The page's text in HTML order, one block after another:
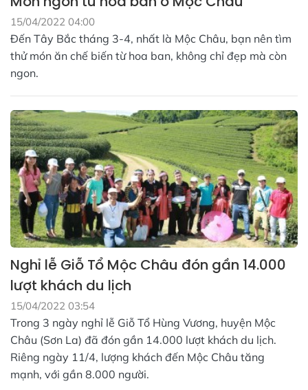
15/04/2022 04:00
Đến Tây Bắc tháng 3-4, nhất là Mộc Châu, bạn nên tìm
thử món ăn chế biến từ hoa ban, không chỉ đẹp mà còn
ngon.
Nghỉ lễ Giỗ Tổ Mộc Châu đón gần 14.000
lượt khách du lịch
15/04/2022 03:54
Trong 3 ngày nghỉ lễ Giỗ Tổ Hùng Vương, huyện Mộc
Châu (Sơn La) đã đón gần 14.000 lượt khách du lịch.
Riêng ngày 11/4, lượng khách đến Mộc Châu tăng
mạnh, với gần 8.000 người.